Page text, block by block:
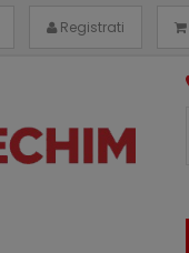
Registrati